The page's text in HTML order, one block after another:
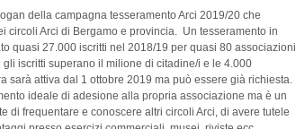
della campagna tesseramento Arci 2019/20 che
circoli Arci di Bergamo e provincia. Un tesseramento in
quasi 27.000 iscritti nel 2018/19 per quasi 80 associazioni
iscritti superano il milione di citadine/i e le 4.000
sarà attiva dal 1 ottobre 2019 ma può essere già richiesta.
ideale di adesione alla propria associazione ma è un
di frequentare e conoscere altri circoli Arci, di avere tutele